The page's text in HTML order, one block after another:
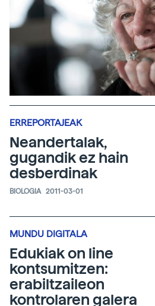
ERREPORTAJEAK
Neandertalak,
gugandik ez hain
desberdinak
BIOLOGIA 2011-03-01
MUNDU DIGITALA
Edukiak on line
kontsumitzen:
erabiltzaileon
kontrolaren galera